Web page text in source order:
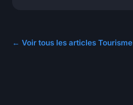
← Voir tous les articles Tourisme